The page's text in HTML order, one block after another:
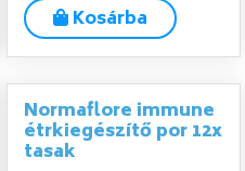
Kosárba
Normaflore immune
étrkiegészítő por 12x
tasak